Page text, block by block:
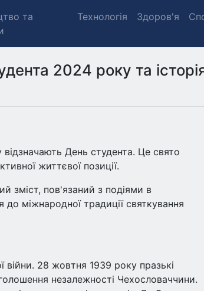
та
Технологія Здоров'я
2024 року та
відзначають День студента. Це свято
життєвої позиції.
зміст, пов'язаний з подіями в
до міжнародної традиції святкування
війни. 28 жовтня 1939 року празькі
незалежності Чехословаччини.